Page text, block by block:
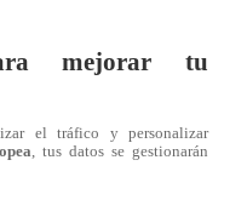
quemejorar tu
el tráfico y personalizar
, tus datos se gestionarán